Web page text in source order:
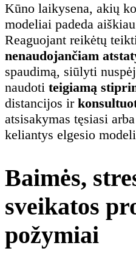
Kūno laikysena, akių
modeliai padeda
Reaguojant reikėtų
nenaudojančiam
spaudimą, siūlyti
naudoti teigiamą
distancijos ir
atsisakymas tęsiasi
keliantys elgesio
Baimės,
sveikatos
požymiai